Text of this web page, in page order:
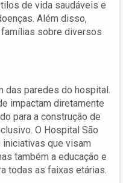
de vida saudáveis e
Além disso,
sobre diversos
das paredes do hospital.
impactam diretamente
para a construção de
O Hospital São
que visam
também a educação e
todas as faixas etárias.